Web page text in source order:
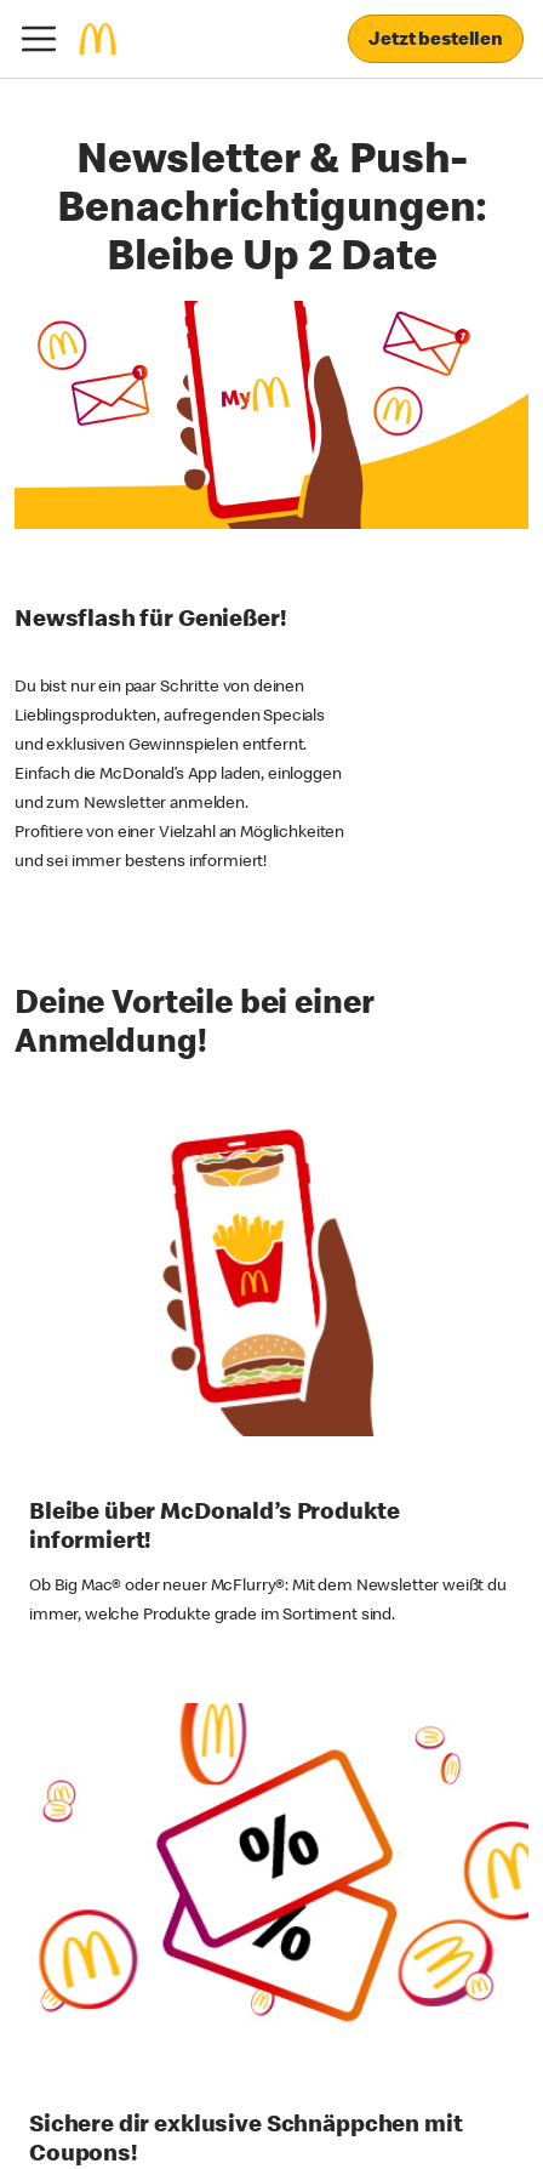
Jetzt bestellen
Newsletter & Push-
Benachrichtigungen:
Bleibe Up 2 Date
Newsflash für Genießer!
Du bist nur ein paar Schritte von deinen
Lieblingsprodukten, aufregenden Specials
und exklusiven Gewinnspielen entfernt.
Einfach die McDonald’s App laden, einloggen
und zum Newsletter anmelden.
Profitiere von einer Vielzahl an Möglichkeiten
und sei immer bestens informiert!
Deine Vorteile bei einer
Anmeldung!
Bleibe über McDonald’s Produkte
informiert!
Ob Big Mac® oder neuer McFlurry®: Mit dem Newsletter weißt du
immer, welche Produkte grade im Sortiment sind.
Sichere dir exklusive Schnäppchen mit
Coupons!